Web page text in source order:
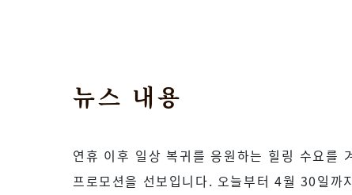
뉴스 내용
연휴 이후 일상 복귀를 응원하는 힐링 수요를
프로모션을 선보입니다. 오늘부터 4월 30일